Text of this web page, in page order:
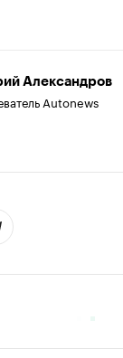
Александров
Autonews